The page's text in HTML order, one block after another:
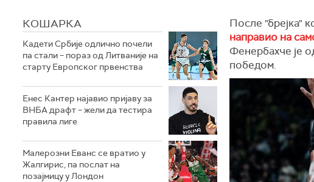
КОШАРКА
Кадети Србије одлично почели
па стали – пораз од Литваније на
старту Европског првенства
Енес Кантер најавио пријаву за
ВНБА драфт – жели да тестира
правила лиге
Малерозни Еванс се вратио у
Жалгирис, па послат на
позајмицу у Лондон
После "брејка"
направио на
Фенербахче је
победом.